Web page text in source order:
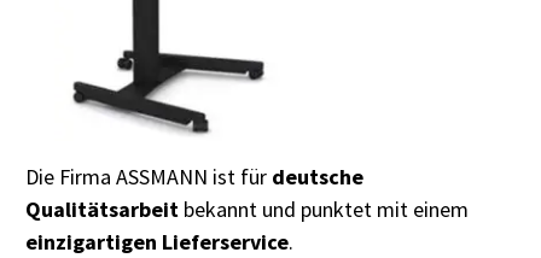
Die Firma ASSMANN ist für deutsche
Qualitätsarbeit bekannt und punktet mit einem
einzigartigen Lieferservice.